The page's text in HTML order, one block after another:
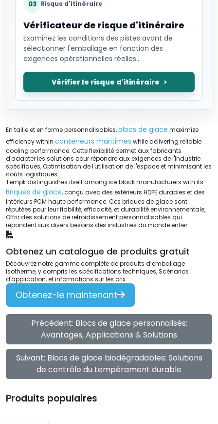
03 Risque d'itinéraire
Vérificateur de risque d'itinéraire
Examinez les conditions des pistes avant de
sélectionner l'emballage en fonction des
exigences opérationnelles réelles..
Vérifier le risque d'itinéraire
En taille et en forme personnalisables,blocs de glace maximize
efficiency within conteneurs maritimes while delivering reliable
cooling performance. Cette flexibilité permet aux fabricants
d'adapter les solutions pour répondre aux exigences de l'industrie
spécifiques, Optimisation de l'utilisation de l'espace et minimisant les
coûts logistiques.
Tempk distinguishes itself among ice block manufacturers with its
Briques de glace, conçu avec des extérieurs HDPE durables et des
intérieurs PCM haute performance. Ces briques de glace sont
réputées pour leur fiabilité, efficacité, et durabilité environnementale,
Offrir des solutions de refroidissement personnalisables qui
répondent aux divers besoins des industries du monde entier.
Obtenez un catalogue de produits gratuit
Découvrez notre gamme complète de produits d’emballage
isotherme, y compris les spécifications techniques, Scénarios
d'application, et informations sur les prix.
Obtenez-le maintenant
Précédent: Blocs de glace personnalisés:
Avantages, Applications & Solutions
Suivant: Blocs de glace biodégradables: Solutions
de contrôle du tempérament durable
Produits populaires